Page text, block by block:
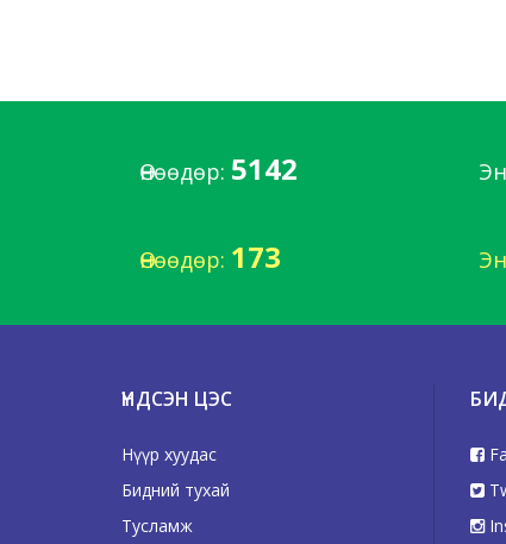
Өнөөдөр: 5142
Өнөөдөр: 173
ҮНДСЭН ЦЭС
Нүүр хуудас
Бидний тухай
Тусламж